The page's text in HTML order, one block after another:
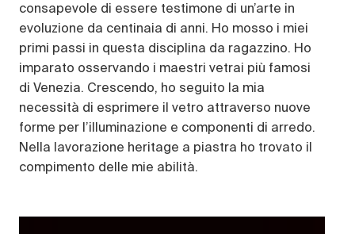
consapevole di essere testimone di un’arte in
evoluzione da centinaia di anni. Ho mosso i miei
primi passi in questa disciplina da ragazzino. Ho
imparato osservando i maestri vetrai più famosi
di Venezia. Crescendo, ho seguito la mia
necessità di esprimere il vetro attraverso nuove
forme per l’illuminazione e componenti di arredo.
Nella lavorazione heritage a piastra ho trovato il
compimento delle mie abilità.